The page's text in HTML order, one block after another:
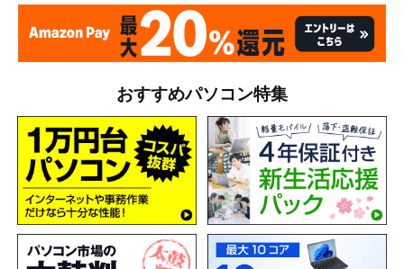
おすすめパソコン特集